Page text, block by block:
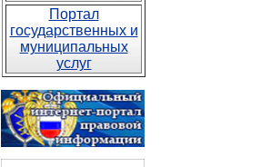
Портал
государственных и
муниципальных
услуг